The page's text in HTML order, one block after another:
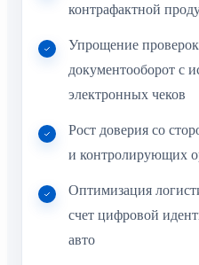
контрафактной
Упрощение
документооборот с
электронных чеков
Рост доверия со
и контролирующих
Оптимизация
счет цифровой
авто